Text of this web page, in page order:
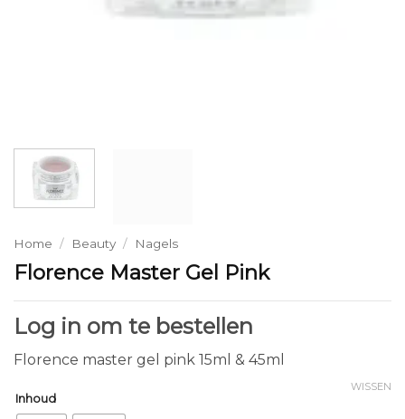
Home / Beauty / Nagels
Florence Master Gel Pink
Log in om te bestellen
Florence master gel pink 15ml & 45ml
Inhoud
WISSEN